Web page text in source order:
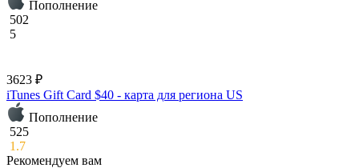
Пополнение
502
5
3623 ₽
iTunes Gift Card $40 - карта для региона US
Пополнение
525
1.7
Рекомендуем вам